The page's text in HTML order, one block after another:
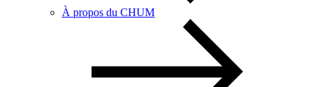
À propos du CHUM